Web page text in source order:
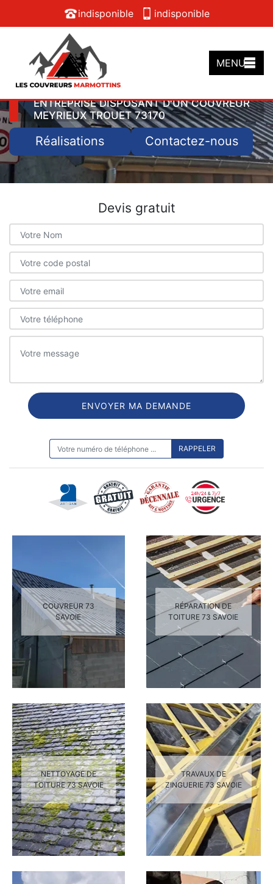
indisponible indisponible
MENU
ENTREPRISE DISPOSANT D'UN COUVREUR
MEYRIEUX TROUET 73170
Réalisations Contactez-nous
Devis gratuit
COUVREUR 73
SAVOIE
RÉPARATION DE
TOITURE 73 SAVOIE
NETTOYAGE DE
TOITURE 73 SAVOIE
TRAVAUX DE
ZINGUERIE 73 SAVOIE